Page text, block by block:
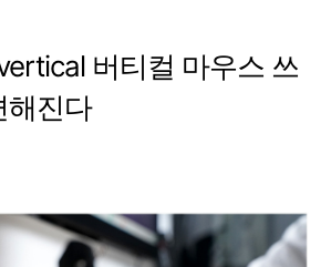
버티컬 마우스 쓰
해진다